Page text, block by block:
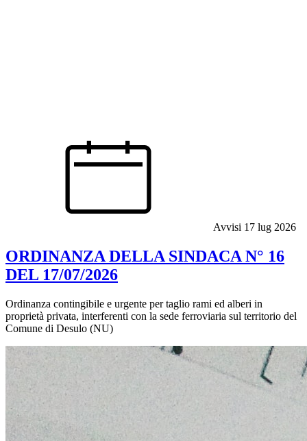
Avvisi 17 lug 2026
ORDINANZA DELLA SINDACA N° 16
DEL 17/07/2026
Ordinanza contingibile e urgente per taglio rami ed alberi in
proprietà privata, interferenti con la sede ferroviaria sul territorio del
Comune di Desulo (NU)